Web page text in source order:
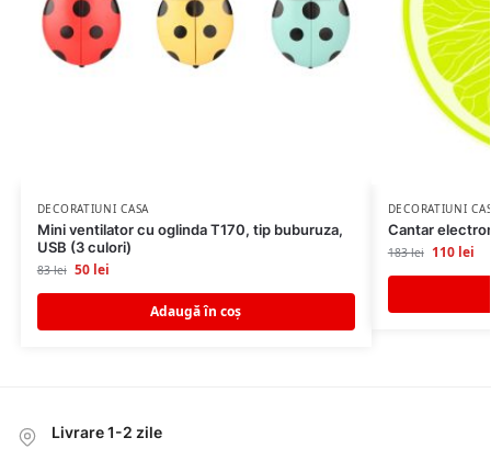
DECORATIUNI CASA
Mini ventilator cu oglinda T170, tip buburuza,
USB (3 culori)
83lei 50 lei
Adaugă în coș
DECORATIUNI
Cantar
183lei 110 lei
Livrare 1-2 zile